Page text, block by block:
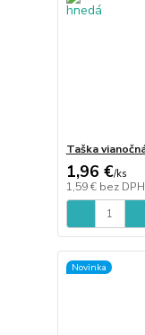
Taška
1,96 €/ks
1,59 € bez DPH
Novinka